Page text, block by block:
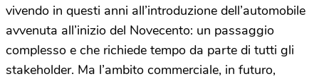
vivendo in questi anni all’introduzione dell’automobile
avvenuta all’inizio del Novecento: un passaggio
complesso e che richiede tempo da parte di tutti gli
stakeholder. Ma l’ambito commerciale, in futuro,